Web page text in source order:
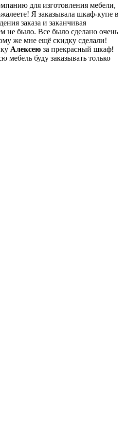
для изготовления мебели,
Я заказывала шкаф-купе в
заказа и заканчивая
не было. Все было сделано очень
же мне ещё скидку сделали!
Алексею за прекрасный шкаф!
мебель буду заказывать только